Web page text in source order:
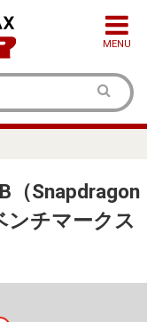
MENU
（Snapdragon
ンチマークス